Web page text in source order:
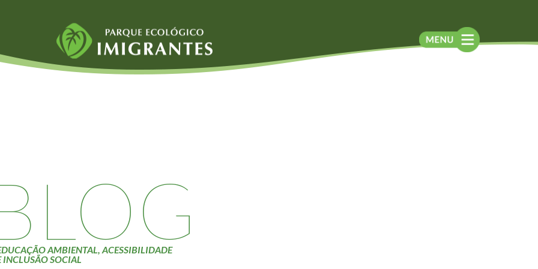
Fauna e Flora
Liquens
Tucano do Bico
Atividades Blog
AMBIENTAL, ACESSIBILIDADE
INCLUSÃO SOCIAL